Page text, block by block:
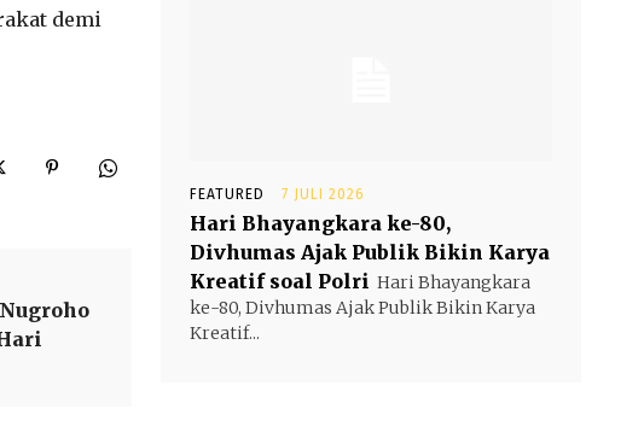
demi
FEATURED 7 JULI 2026
Hari Bhayangkara ke-80,
Divhumas Ajak Publik Bikin Karya
Kreatif soal Polri Hari Bhayangkara
ke-80, Divhumas Ajak Publik Bikin Karya
Kreatif...